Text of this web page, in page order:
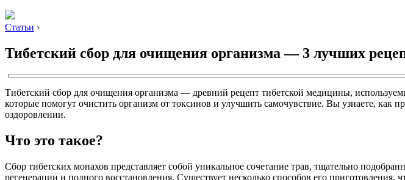
Статьи ›
Тибетский сбор для очищения организма — 3 лучших
Тибетский сбор для очищения организма — древний рецепт тибетской медицины,
которые помогут очистить организм от токсинов и улучшить самочувствие. Вы узнаете, как
оздоровлении.
Что это такое?
Сбор тибетских монахов представляет собой уникальное сочетание трав, тщательно
регенерации и полного восстановления. Существует несколько способов его приготовления,